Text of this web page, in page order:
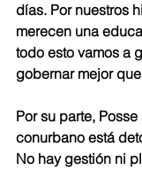
días. Por nuestros
merecen una
todo esto vamos a
gobernar mejor
Por su parte, Posse
conurbano está
No hay gestión ni